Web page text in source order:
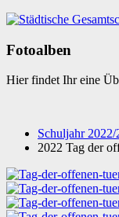
Fotoalben
Hier findet Ihr eine
Schuljahr 2022/
2022 Tag der